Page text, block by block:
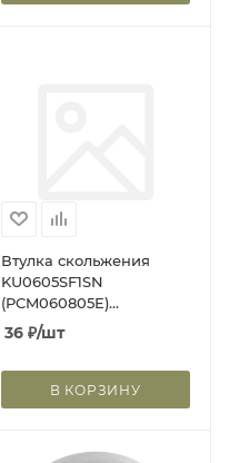
Втулка скольжения
KU0605SF1SN
(PCM060805E)
KU0605SF1SN-ISKRA
36₽/шт
В КОРЗИНУ